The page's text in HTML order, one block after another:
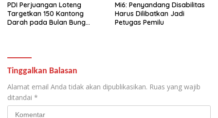
PDI Perjuangan Loteng
Targetkan 150 Kantong
Darah pada Bulan Bung
Mi6: Penyandang Disabilitas
Harus Dilibatkan Jadi
Petugas Pemilu
Tinggalkan Balasan
Alamat email Anda tidak akan dipublikasikan. Ruas yang wajib
ditandai *